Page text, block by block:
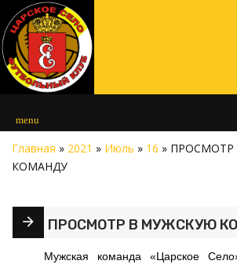
menu
Главная » 2021 » Июль » 16 »
КОМАНДУ
ПРОСМОТР В МУЖСКУЮ
Мужская команда «Царское